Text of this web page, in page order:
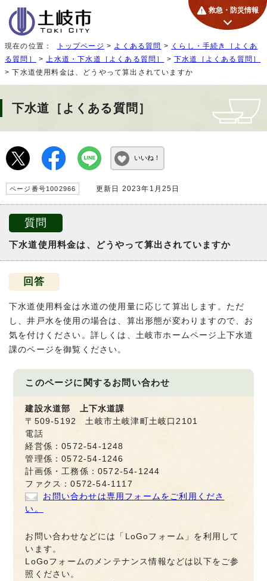
救急・防災情報
現在の位置： トップページ > よくある質問 > くらし・手続き［よくあ
る質問］
>上水道・下水道［よくある質問］ >下水道［よくある質問］
> 下水道使用料金は、どうやって算出されていますか
下水道［よくある質問］
いいね！
ページ番号1002966 更新日 2023年1月25日
質問
下水道使用料金は、どうやって算出されていますか
回答
下水道使用料金は水道の使用量に応じて算出します。ただ
し、井戸水を使用の場合は、算出形態が変わりますので、お
気を付けください。詳しくは、土岐市ホームページ上下水道
課のページを御覧ください。
このページに関するお問い合わせ
建設水道部 上下水道課
〒509-5192 土岐市土岐津町土岐口2101
電話
経営係：0572-54-1248
管理係：0572-54-1246
計画係・工務係：0572-54-1244
ファクス：0572-54-1117
お問い合わせは専用フォームをご利用くださ
い。
お問い合わせなどには「LoGoフォーム」を利用して
います。
LoGoフォームのメンテナンス情報などは以下をご参
照ください。